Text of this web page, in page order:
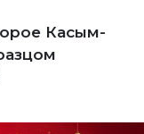
Касым-